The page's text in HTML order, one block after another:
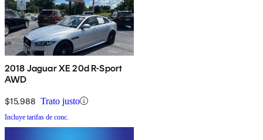
2018 Jaguar XE 20d R-Sport
AWD
$15,988 Trato justo
Incluye tarifas de conc.